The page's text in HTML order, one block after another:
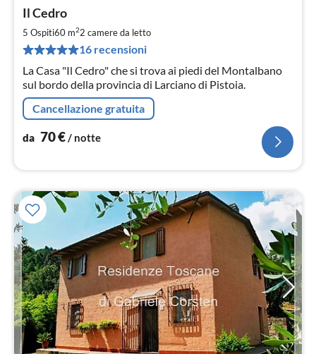
Il Cedro
5 Ospiti60 m22 camere da letto
16 recensioni
La Casa "Il Cedro" che si trova ai piedi del Montalbano
sul bordo della provincia di Larciano di Pistoia.
Cancellazione gratuita
da 70€/ notte